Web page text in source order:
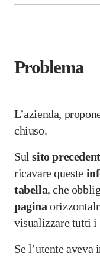
Problema
L’azienda,
chiuso.
Sulsito
ricavare queste
tabella, che
pagina
visualizzare tutti i
Se l’utente